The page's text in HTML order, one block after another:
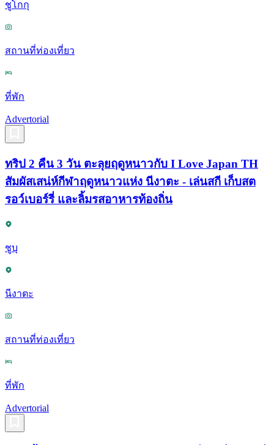
ชูโกกุ
สถานที่ท่องเที่ยว
ที่พัก
Advertorial
ทริป 2 คืน 3 วัน ตะลุยฤดูหนาวกับ I Love Japan TH
สัมผัสเสน่ห์กีฬาฤดูหนาวแห่ง นีงาตะ - เล่นสกี เก็บสต
รอว์เบอร์รี่ และลิ้มรสอาหารท้องถิ่น
ชูบุ
นีงาตะ
สถานที่ท่องเที่ยว
ที่พัก
Advertorial